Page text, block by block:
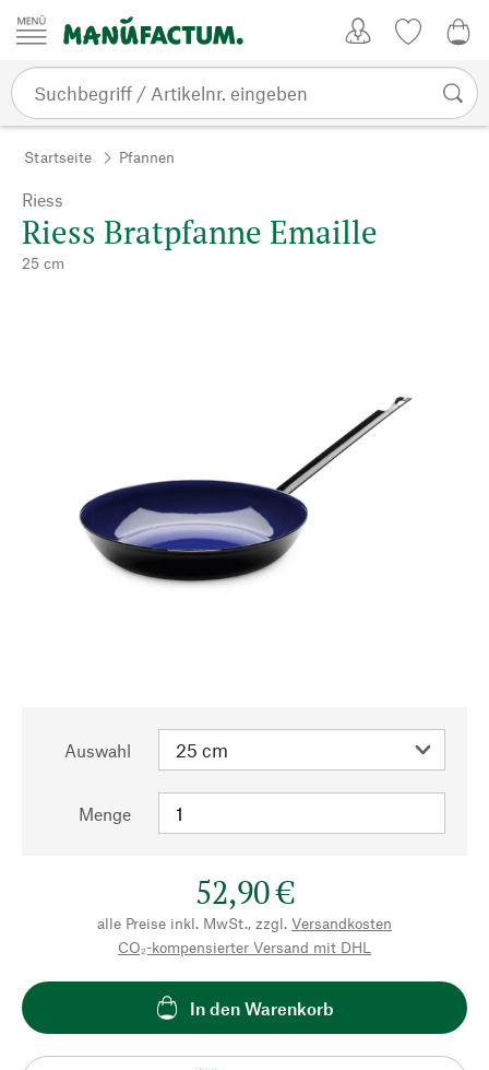
Zum Inhalt springen
Startseite Pfannen
Riess
Riess Bratpfanne Emaille
25 cm
Auswahl
Menge
52,90 €
alle Preise inkl. MwSt., zzgl. Versandkosten
CO₂-kompensierter Versand mit DHL
In den Warenkorb